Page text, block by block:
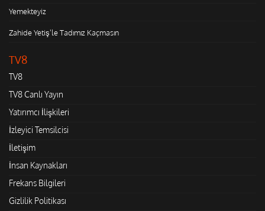
Yemekteyiz
Zahide Yetiş'le Tadımız Kaçmasın
TV8
TV8
TV8 Canlı Yayın
Yatırımcı İlişkileri
İzleyici Temsilcisi
İletişim
İnsan Kaynakları
Frekans Bilgileri
Gizlilik Politikası